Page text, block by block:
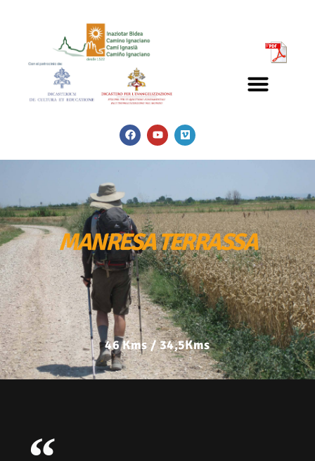
MANRESA TERRASSA
46 Kms / 34,5Kms